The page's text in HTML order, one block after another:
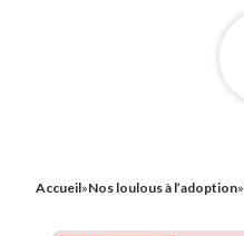
Accueil»Nos loulous à l’adoption»